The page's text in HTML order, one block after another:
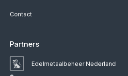
Contact
Partners
Edelmetaalbeheer Nederland